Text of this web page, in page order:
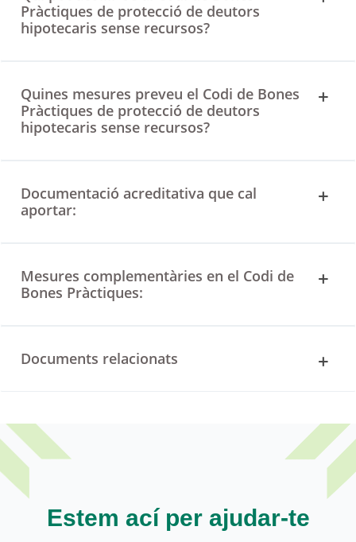
Pràctiques de protecció de deutors
hipotecaris sense recursos?
Quines mesures preveu el Codi de Bones
Pràctiques de protecció de deutors
hipotecaris sense recursos?
Documentació acreditativa que cal
aportar:
Mesures complementàries en el Codi de
Bones Pràctiques:
Documents relacionats
Estem ací per ajudar-te